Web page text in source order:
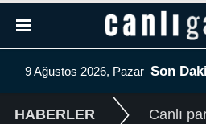
9 Ağustos 2026, Pazar Son
HABERLER Canlı